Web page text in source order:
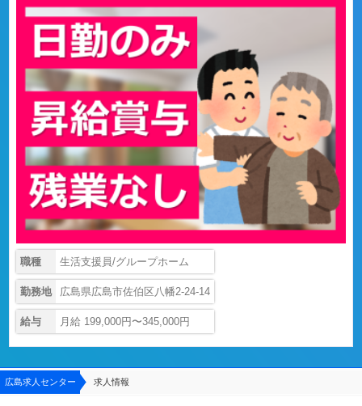
職種 生活支援員/グループホーム
勤務地 広島県広島市佐伯区八幡2-24-14
給与 月給 199,000円〜345,000円
広島求人センター 求人情報